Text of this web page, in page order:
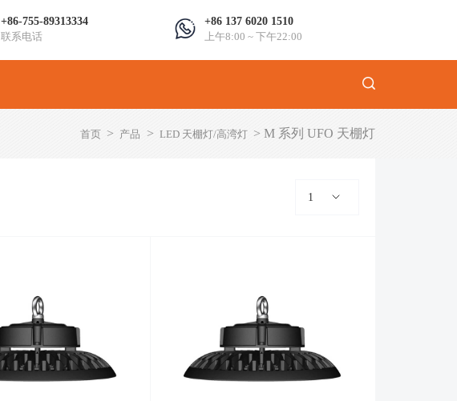
+86-755-89313334
联系电话
+86 137 6020 1510
上午8:00 ~ 下午22:00
首页 > 产品 > LED 天棚灯/高湾灯 > M 系列 UFO 天棚灯
1